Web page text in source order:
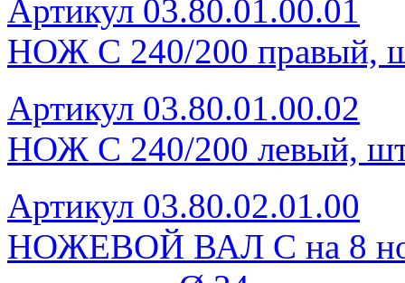
Артикул 03.80.01.00.01
НОЖ С 240/200 правый,
Артикул 03.80.01.00.02
НОЖ С 240/200 левый,
Артикул 03.80.02.01.00
НОЖЕВОЙ ВАЛ С на 8